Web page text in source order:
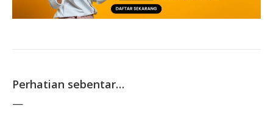
Perhatian sebentar…
—